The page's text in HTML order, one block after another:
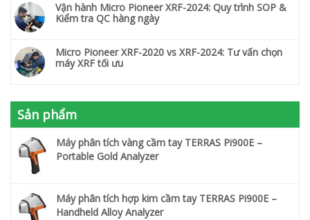
Vận hành Micro Pioneer XRF-2024: Quy trình SOP &
Kiểm tra QC hàng ngày
Micro Pioneer XRF-2020 vs XRF-2024: Tư vấn chọn
máy XRF tối ưu
Sản phẩm
Máy phân tích vàng cầm tay TERRAS Pi900E –
Portable Gold Analyzer
Máy phân tích hợp kim cầm tay TERRAS Pi900E –
Handheld Alloy Analyzer